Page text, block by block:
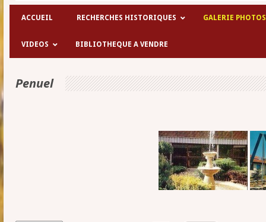
ACCUEIL RECHERCHES HISTORIQUES GALERIE PHOTOS
VIDEOS BIBLIOTHEQUE A VENDRE
Penuel